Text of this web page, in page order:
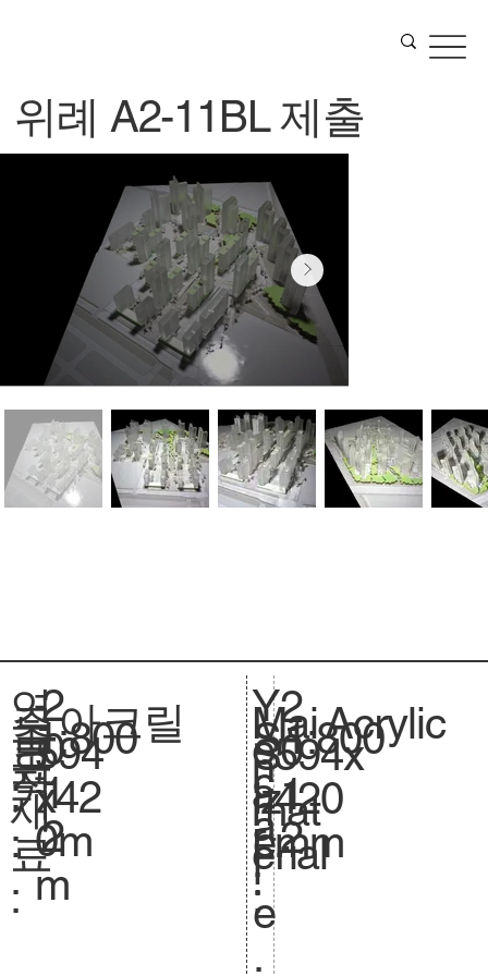
위례 A2-11BL 제출
연
도
:
2
0
1
2
주
요
재
료
:
축
척
.
아크릴
1:800
크
기
.
594
x42
0m
m
Y
e
a
r
:
Mai
n
mat
erial
:
S
c
a
l
e
.
S
iz
e.
2
0
1
2
1:800
594x
420
mm
Acrylic